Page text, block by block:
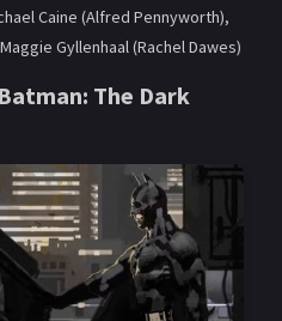
Caine (Alfred Pennyworth),
Gyllenhaal (Rachel Dawes)
The Dark